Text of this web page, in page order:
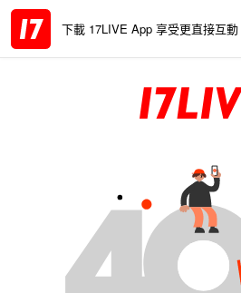
下載 17LIVE App 享受更直接互動